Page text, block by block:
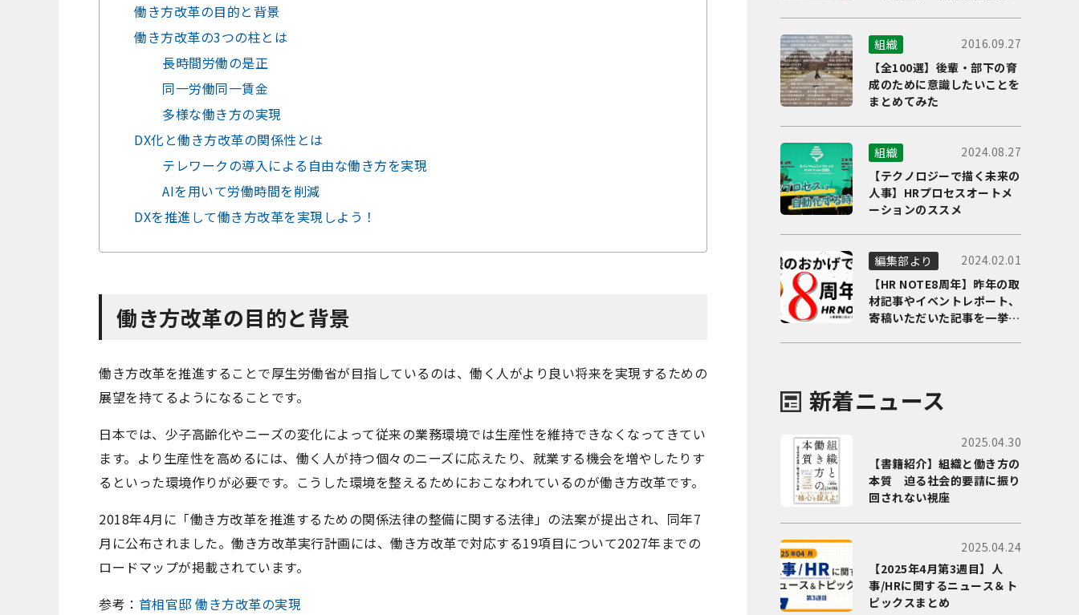
働き方改革の目的と背景
働き方改革の3つの柱とは
長時間労働の是正
同一労働同一賃金
多様な働き方の実現
DX化と働き方改革の関係性とは
テレワークの導入による自由な働き方を実現
AIを用いて労働時間を削減
DXを推進して働き方改革を実現しよう！
働き方改革の目的と背景
働き方改革を推進することで厚生労働省が目指しているのは、働く人がより良い将来を実現するための
展望を持てるようになることです。
日本では、少子高齢化やニーズの変化によって従来の業務環境では生産性を維持できなくなってきてい
ます。より生産性を高めるには、働く人が持つ個々のニーズに応えたり、就業する機会を増やしたりす
るといった環境作りが必要です。こうした環境を整えるためにおこなわれているのが働き方改革です。
2018年4月に「働き方改革を推進するための関係法律の整備に関する法律」の法案が提出され、同年7
月に公布されました。働き方改革実行計画には、働き方改革で対応する19項目について2027年までの
ロードマップが掲載されています。
参考： 首相官邸 働き方改革の実現
組織
2016.09.27
【全100選】後輩・部下の育
成のために意識したいことを
まとめてみた
組織
2024.08.27
【テクノロジーで描く未来の
人事】HRプロセスオートメ
ーションのススメ
編集部より
2024.02.01
【HR NOTE8周年】昨年の取
材記事やイベントレポート、
寄稿いただいた記事を一挙に
新着ニュース
2025.04.30
【書籍紹介】組織と働き方の
本質 迫る社会的要請に振り
回されない視座
2025.04.24
【2025年4月第3週目】人
事/HRに関するニュース＆ト
ピックスまとめ